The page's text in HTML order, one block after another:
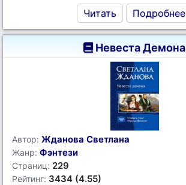
Читать Подробнее
Невеста Демона
Автор: Жданова Светлана
Жанр: Фэнтези
Страниц: 229
Рейтинг: 3434 (4.55)